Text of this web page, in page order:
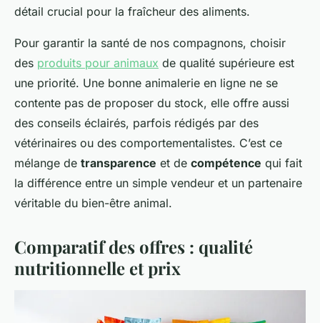
détail crucial pour la fraîcheur des aliments.
Pour garantir la santé de nos compagnons, choisir
des produits pour animaux de qualité supérieure est
une priorité. Une bonne animalerie en ligne ne se
contente pas de proposer du stock, elle offre aussi
des conseils éclairés, parfois rédigés par des
vétérinaires ou des comportementalistes. C’est ce
mélange de transparence et de compétence qui fait
la différence entre un simple vendeur et un partenaire
véritable du bien-être animal.
Comparatif des offres : qualité
nutritionnelle et prix